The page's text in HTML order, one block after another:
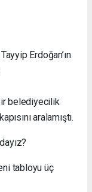
Erdoğan’ın
belediyecilik
aralamıştı.
tabloyu üç